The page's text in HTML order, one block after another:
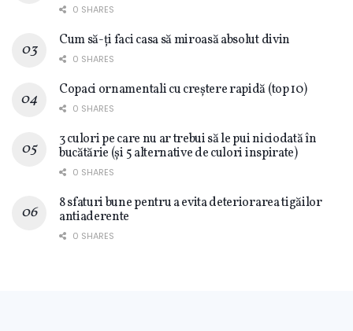
0 SHARES
Cum să-ți faci casa să miroasă absolut divin
0 SHARES
Copaci ornamentali cu creștere rapidă (top 10)
0 SHARES
3 culori pe care nu ar trebui să le pui niciodată în
bucătărie (și 5 alternative de culori inspirate)
0 SHARES
8 sfaturi bune pentru a evita deteriorarea tigăilor
antiaderente
0 SHARES